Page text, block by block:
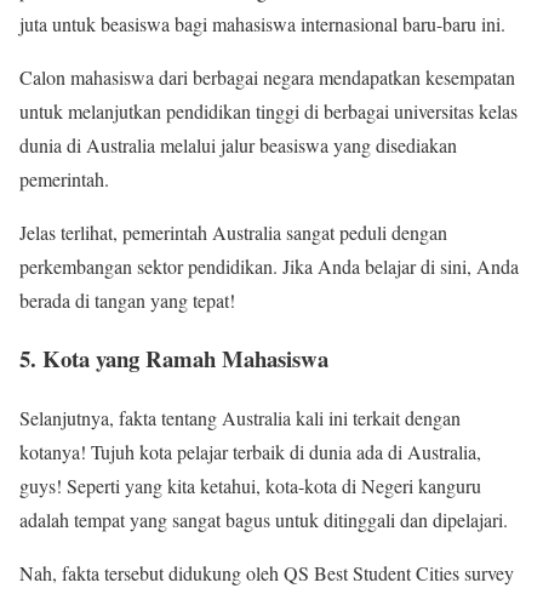
juta untuk beasiswa bagi mahasiswa internasional baru-baru ini.
Calon mahasiswa dari berbagai negara mendapatkan kesempatan
untuk melanjutkan pendidikan tinggi di berbagai universitas kelas
dunia di Australia melalui jalur beasiswa yang disediakan
pemerintah.
Jelas terlihat, pemerintah Australia sangat peduli dengan
perkembangan sektor pendidikan. Jika Anda belajar di sini, Anda
berada di tangan yang tepat!
5. Kota yang Ramah Mahasiswa
Selanjutnya, fakta tentang Australia kali ini terkait dengan
kotanya! Tujuh kota pelajar terbaik di dunia ada di Australia,
guys! Seperti yang kita ketahui, kota-kota di Negeri kanguru
adalah tempat yang sangat bagus untuk ditinggali dan dipelajari.
Nah, fakta tersebut didukung oleh QS Best Student Cities survey